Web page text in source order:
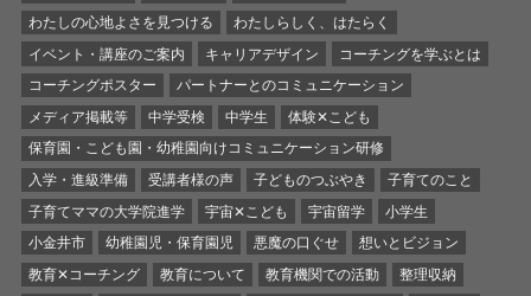
わたしの心地よさを見つける
わたしらしく、はたらく
イベント・講座のご案内
キャリアデザイン
コーチングを学ぶとは
コーチングポスター
パートナーとのコミュニケーション
メディア掲載等
中学受検 中学生
体験✕こども
保育園・こども園・幼稚園向けコミュニケーション研修
入学・進級準備
受講者様の声 子どものつぶやき
子育てのこと
子育てママの大学院進学
宇宙✕こども 宇宙留学
小学生
小金井市
幼稚園児・保育園児 悪魔の口ぐせ
想いとビジョン
教育✕コーチング
教育について 教育機関での活動
整理収納